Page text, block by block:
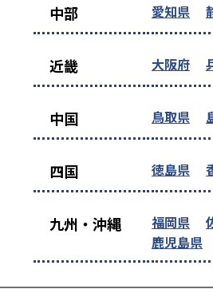
中部 愛知県
近畿 大阪府
中国 鳥取県
四国 徳島県
九州・沖縄 福岡県
鹿児島県